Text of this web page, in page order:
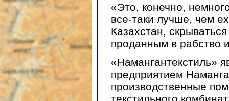
«Это, конечно,
все-таки лучше, чем
Казахстан,
проданным в рабство
«Намангантекстиль»
предприятием
производственные